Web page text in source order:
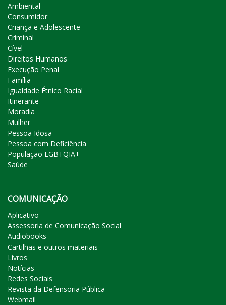
Ambiental
Consumidor
Criança e Adolescente
Criminal
Cível
Direitos Humanos
Execução Penal
Família
Igualdade Étnico Racial
Itinerante
Moradia
Mulher
Pessoa Idosa
Pessoa com Deficiência
População LGBTQIA+
Saúde
COMUNICAÇÃO
Aplicativo
Assessoria de Comunicação Social
Audiobooks
Cartilhas e outros materiais
Livros
Notícias
Redes Sociais
Revista da Defensoria Pública
Webmail